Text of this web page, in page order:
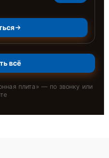
всё
плита » — по звонку или